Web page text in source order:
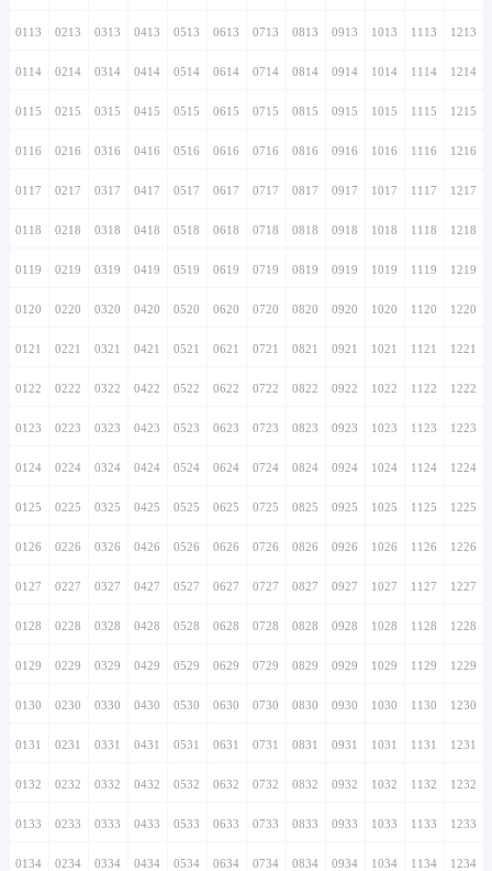
0113 0213 0313 0413 0513 0613 0713 0813 0913 1013 1113 1213
0114 0214 0314 0414 0514 0614 0714 0814 0914 1014 1114 1214
0115 0215 0315 0415 0515 0615 0715 0815 0915 1015 1115 1215
0116 0216 0316 0416 0516 0616 0716 0816 0916 1016 1116 1216
0117 0217 0317 0417 0517 0617 0717 0817 0917 1017 1117 1217
0118 0218 0318 0418 0518 0618 0718 0818 0918 1018 1118 1218
0119 0219 0319 0419 0519 0619 0719 0819 0919 1019 1119 1219
0120 0220 0320 0420 0520 0620 0720 0820 0920 1020 1120 1220
0121 0221 0321 0421 0521 0621 0721 0821 0921 1021 1121 1221
0122 0222 0322 0422 0522 0622 0722 0822 0922 1022 1122 1222
0123 0223 0323 0423 0523 0623 0723 0823 0923 1023 1123 1223
0124 0224 0324 0424 0524 0624 0724 0824 0924 1024 1124 1224
0125 0225 0325 0425 0525 0625 0725 0825 0925 1025 1125 1225
0126 0226 0326 0426 0526 0626 0726 0826 0926 1026 1126 1226
0127 0227 0327 0427 0527 0627 0727 0827 0927 1027 1127 1227
0128 0228 0328 0428 0528 0628 0728 0828 0928 1028 1128 1228
0129 0229 0329 0429 0529 0629 0729 0829 0929 1029 1129 1229
0130 0230 0330 0430 0530 0630 0730 0830 0930 1030 1130 1230
0131 0231 0331 0431 0531 0631 0731 0831 0931 1031 1131 1231
0132 0232 0332 0432 0532 0632 0732 0832 0932 1032 1132 1232
0133 0233 0333 0433 0533 0633 0733 0833 0933 1033 1133 1233
0134 0234 0334 0434 0534 0634 0734 0834 0934 1034 1134 1234